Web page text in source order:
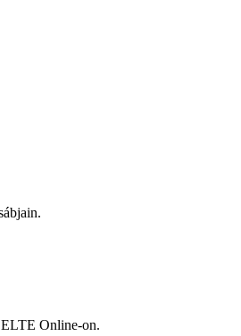
Online-on.